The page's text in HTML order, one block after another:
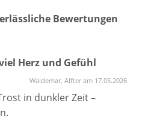
Bewertungen
Herz und Gefühl
Waldemar, Alfter am 17.05.2026
in dunkler Zeit –